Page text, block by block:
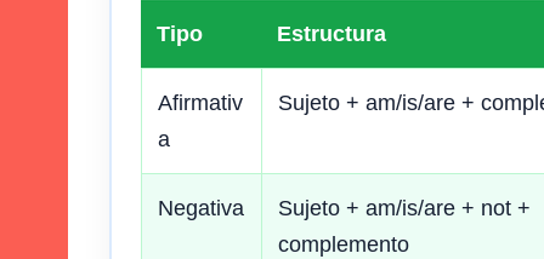
Tipo Estructura
Afirmativ
a
Sujeto + am/is/are +
Negativa
Sujeto + am/is/are + not +
complemento